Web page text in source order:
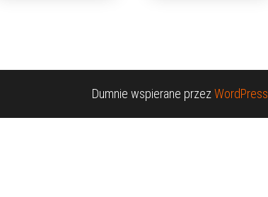
Dumnie wspierane przez WordPress